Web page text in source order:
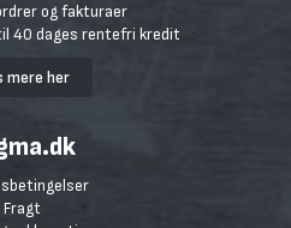
og fakturaer
40 dages rentefri kredit
mere her
Fragt